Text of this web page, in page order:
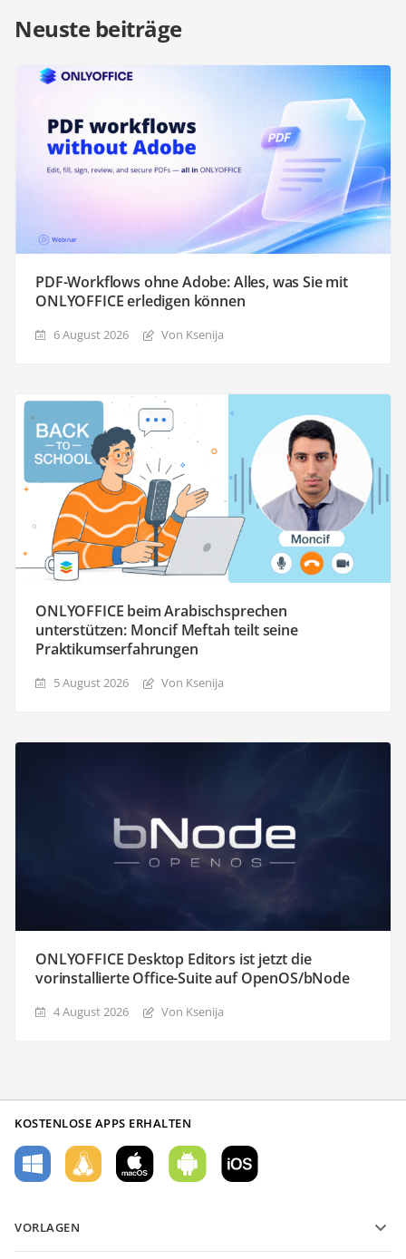
Neuste beiträge
PDF-Workflows ohne Adobe: Alles, was Sie mit
ONLYOFFICE erledigen können
6 August 2026 Von Ksenija
ONLYOFFICE beim Arabischsprechen
unterstützen: Moncif Meftah teilt seine
Praktikumserfahrungen
5 August 2026 Von Ksenija
ONLYOFFICE Desktop Editors ist jetzt die
vorinstallierte Office-Suite auf OpenOS/bNode
4 August 2026 Von Ksenija
KOSTENLOSE APPS ERHALTEN
VORLAGEN